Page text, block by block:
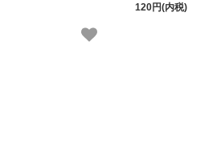
120円(内税)